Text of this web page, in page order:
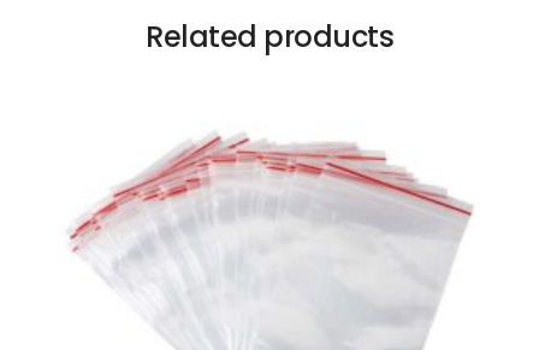
Related products